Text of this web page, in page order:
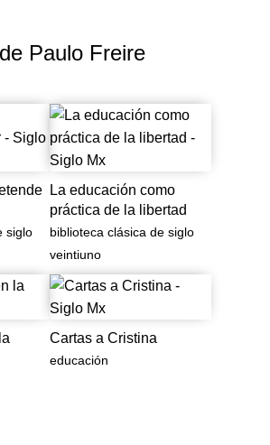
Paulo Freire
siglo
La educación como
práctica de la libertad
biblioteca clásica de siglo
veintiuno
Cartas a Cristina
educación